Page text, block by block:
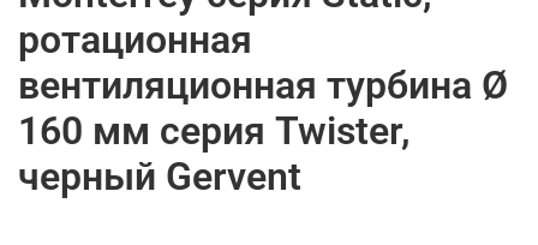
ротационная
вентиляционная турбина Ø
160 мм серия Twister,
черный Gervent